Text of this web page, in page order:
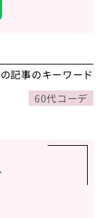
記事のキーワード
60代コーデ